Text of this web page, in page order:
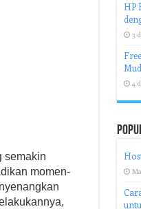
semakin
momen-
HP
3
4